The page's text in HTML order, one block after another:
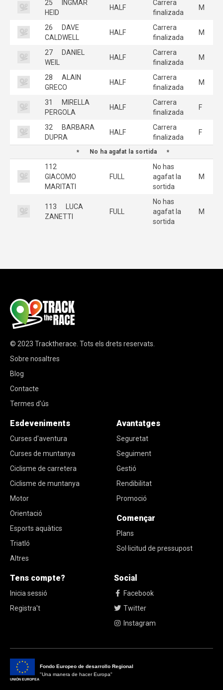
25
INGMAR
HEID
HALF
Carrera
finalizada
M
26
DAVE
CALDWELL
HALF
Carrera
finalizada
M
27
DANIEL
WEIL
HALF
Carrera
finalizada
M
28
ALAIN
GRECO
HALF
Carrera
finalizada
M
31
MIRELLA
PERGOLA
HALF
Carrera
finalizada
F
32
BARBARA
DUPRA
HALF
Carrera
finalizada
F
No ha agafat la sortida
112
GIACOMO
MARITATI
FULL
No has
agafat la
sortida
M
113
LUCA
ZANETTI
FULL
No has
agafat la
sortida
M
© 2023 Tracktherace. Tots els drets reservats.
Sobre nosaltres
Blog
Contacte
Termes d'ús
Esdeveniments
Curses d'aventura
Curses de muntanya
Ciclisme de carretera
Ciclisme de muntanya
Motor
Orientació
Esports aquàtics
Triatló
Altres
Avantatges
Seguretat
Seguiment
Gestió
Rendibilitat
Promoció
Començar
Plans
Sol·licitud de pressupost
Tens compte?
Inicia sessió
Registra't
Social
Facebook
Twitter
Instagram
UNIÓN EUROPEA
Fondo Europeo de desarrollo Regional
"Una manera de hacer Europa"